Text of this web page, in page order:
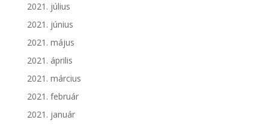
2021. július
2021. június
2021. május
2021. április
2021. március
2021. február
2021. január